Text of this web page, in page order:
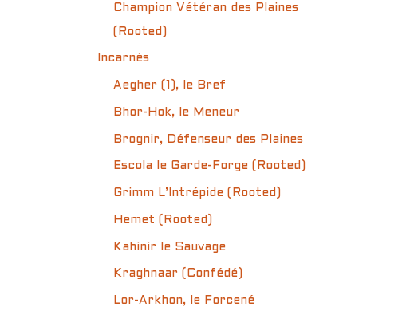
Champion Vétéran des Plaines
(Rooted)
Incarnés
Aegher (1), le Bref
Bhor-Hok, le Meneur
Brognir, Défenseur des Plaines
Escola le Garde-Forge (Rooted)
Grimm L’Intrépide (Rooted)
Hemet (Rooted)
Kahinir le Sauvage
Kraghnaar (Confédé)
Lor-Arkhon, le Forcené